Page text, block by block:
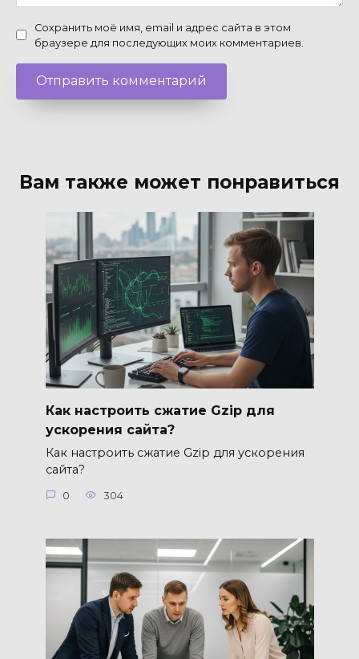
Сохранить моё имя, email и адрес сайта в этом
браузере для последующих моих комментариев.
Вам также может понравиться
Как настроить сжатие Gzip для
ускорения сайта?
Как настроить сжатие Gzip для ускорения
сайта?
0 304